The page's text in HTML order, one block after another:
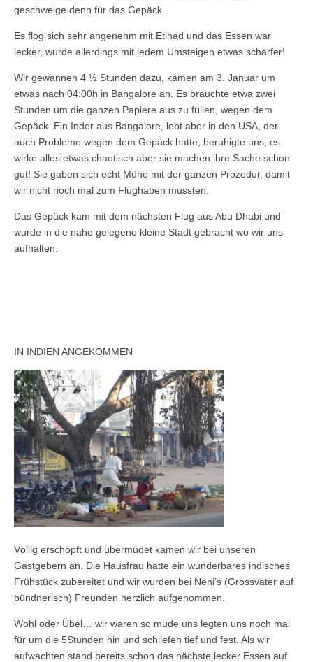
geschweige denn für das Gepäck.
Es flog sich sehr angenehm mit Etihad und das Essen war
lecker, wurde allerdings mit jedem Umsteigen etwas schärfer!
Wir gewannen 4 ½ Stunden dazu, kamen am 3. Januar um
etwas nach 04:00h in Bangalore an. Es brauchte etwa zwei
Stunden um die ganzen Papiere aus zu füllen, wegen dem
Gepäck. Ein Inder aus Bangalore, lebt aber in den USA, der
auch Probleme wegen dem Gepäck hatte, beruhigte uns; es
wirke alles etwas chaotisch aber sie machen ihre Sache schon
gut! Sie gaben sich echt Mühe mit der ganzen Prozedur, damit
wir nicht noch mal zum Flughaben mussten.
Das Gepäck kam mit dem nächsten Flug aus Abu Dhabi und
wurde in die nahe gelegene kleine Stadt gebracht wo wir uns
aufhalten.
IN INDIEN ANGEKOMMEN
Völlig erschöpft und übermüdet kamen wir bei unseren
Gastgebern an. Die Hausfrau hatte ein wunderbares indisches
Frühstück zubereitet und wir wurden bei Neni’s (Grossvater auf
bündnerisch) Freunden herzlich aufgenommen.
Wohl oder Übel… wir waren so müde uns legten uns noch mal
für um die 5Stunden hin und schliefen tief und fest. Als wir
aufwachten stand bereits schon das nächste lecker Essen auf